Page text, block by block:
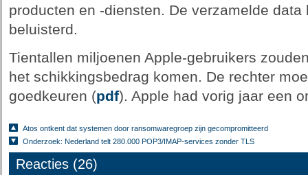
producten en -diensten. De verzamelde
beluisterd.
Tientallen miljoenen Apple-gebruikers
het schikkingsbedrag komen. De rechter
goedkeuren (pdf). Apple had vorig jaar een
Atos ontkent dat systemen door ransomwaregroep zijn gecompromitteerd
Onderzoek: Nederland telt 280.000 POP3/IMAP-services zonder TLS
Reacties (26)